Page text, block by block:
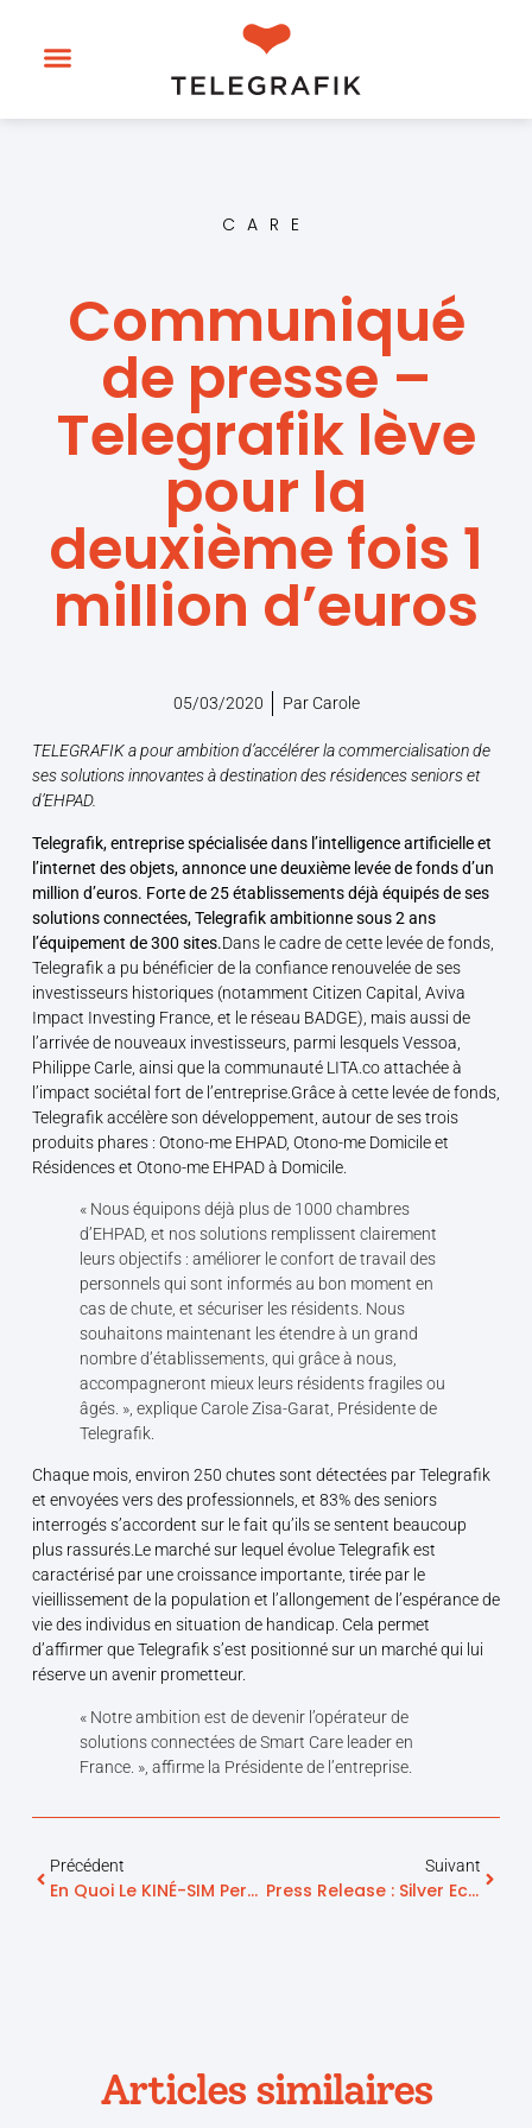
CARE
Communiqué
de presse –
Telegrafik lève
pour la
deuxième fois 1
million d’euros
05/03/2020 ParCarole
TELEGRAFIK a pour ambition d’accélérer la commercialisation de
ses solutions innovantes à destination des résidences seniors et
d’EHPAD.
Telegrafik, entreprise spécialisée dans l’intelligence artificielle et
l’internet des objets, annonce une deuxième levée de fonds d’un
million d’euros. Forte de 25 établissements déjà équipés de ses
solutions connectées, Telegrafik ambitionne sous 2 ans
l’équipement de 300 sites.Dans le cadre de cette levée de fonds,
Telegrafik a pu bénéficier de la confiance renouvelée de ses
investisseurs historiques (notamment Citizen Capital, Aviva
Impact Investing France, et le réseau BADGE), mais aussi de
l’arrivée de nouveaux investisseurs, parmi lesquels Vessoa,
Philippe Carle, ainsi que la communauté LITA.co attachée à
l’impact sociétal fort de l’entreprise.Grâce à cette levée de fonds,
Telegrafik accélère son développement, autour de ses trois
produits phares : Otono-me EHPAD, Otono-me Domicile et
Résidences et Otono-me EHPAD à Domicile.
« Nous équipons déjà plus de 1000 chambres
d’EHPAD, et nos solutions remplissent clairement
leurs objectifs : améliorer le confort de travail des
personnels qui sont informés au bon moment en
cas de chute, et sécuriser les résidents. Nous
souhaitons maintenant les étendre à un grand
nombre d’établissements, qui grâce à nous,
accompagneront mieux leurs résidents fragiles ou
âgés. », explique Carole Zisa-Garat, Présidente de
Telegrafik.
Chaque mois, environ 250 chutes sont détectées par Telegrafik
et envoyées vers des professionnels, et 83% des seniors
interrogés s’accordent sur le fait qu’ils se sentent beaucoup
plus rassurés.Le marché sur lequel évolue Telegrafik est
caractérisé par une croissance importante, tirée par le
vieillissement de la population et l’allongement de l’espérance de
vie des individus en situation de handicap. Cela permet
d’affirmer que Telegrafik s’est positionné sur un marché qui lui
réserve un avenir prometteur.
« Notre ambition est de devenir l’opérateur de
solutions connectées de Smart Care leader en
France. », affirme la Présidente de l’entreprise.
Précédent
En Quoi Le KINÉ-SIM Permet D’améliorer L’autonomie Des Séniors ?
Suivant
Press Release : Silver Economy – Telegrafik Speeds Up Development And Raises 1 Million Euros For The Second Time
Articles similaires